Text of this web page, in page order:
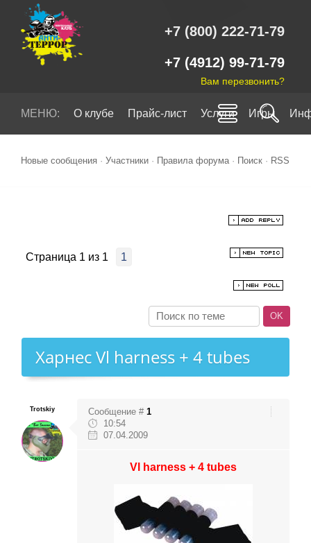
+7 (800) 222-71-79
+7 (4912) 99-71-79
Вам перезвонить?
МЕНЮ: О клубе Прайс-лист Услуги Игры
Новые сообщения · Участники · Правила форума· Поиск · RSS
Страница 1 из 1 1
Харнес Vl harness + 4 tubes
Trotskiy Сообщение # 1
10:54
07.04.2009
Vl harness + 4 tubes